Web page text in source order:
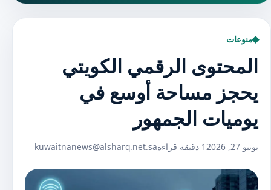
منوعات
المحتوى الرقمي الكويتي
يحجز مساحة أوسع في
يوميات الجمهور
يونيو 27, 2026 1 دقيقة قراءة kuwaitnanews@alsharq.net.sa